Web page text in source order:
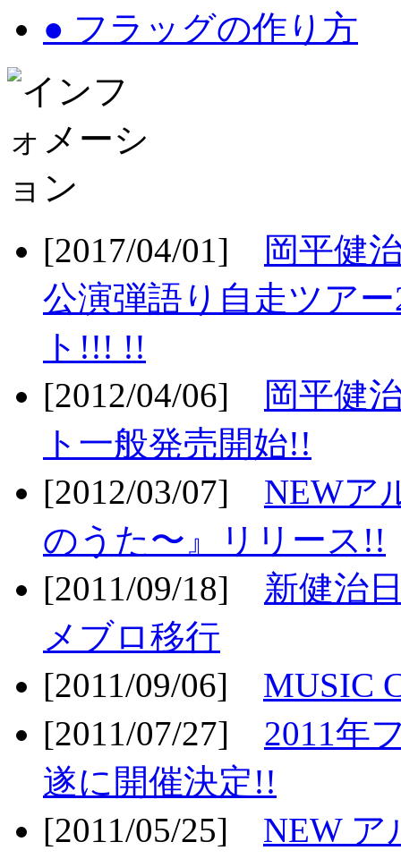
● フラッグの作り方
[2017/04/01]
岡平健
公演弾語り自走ツア
ト!!! !!
[2012/04/06]
岡平健
ト一般発売開始!!
[2012/03/07] NEWア
のうた〜』リリース!!
[2011/09/18] 新健治
メブロ移行
[2011/09/06] MUSIC
[2011/07/27] 2011年
遂に開催決定!!
[2011/05/25] NEW